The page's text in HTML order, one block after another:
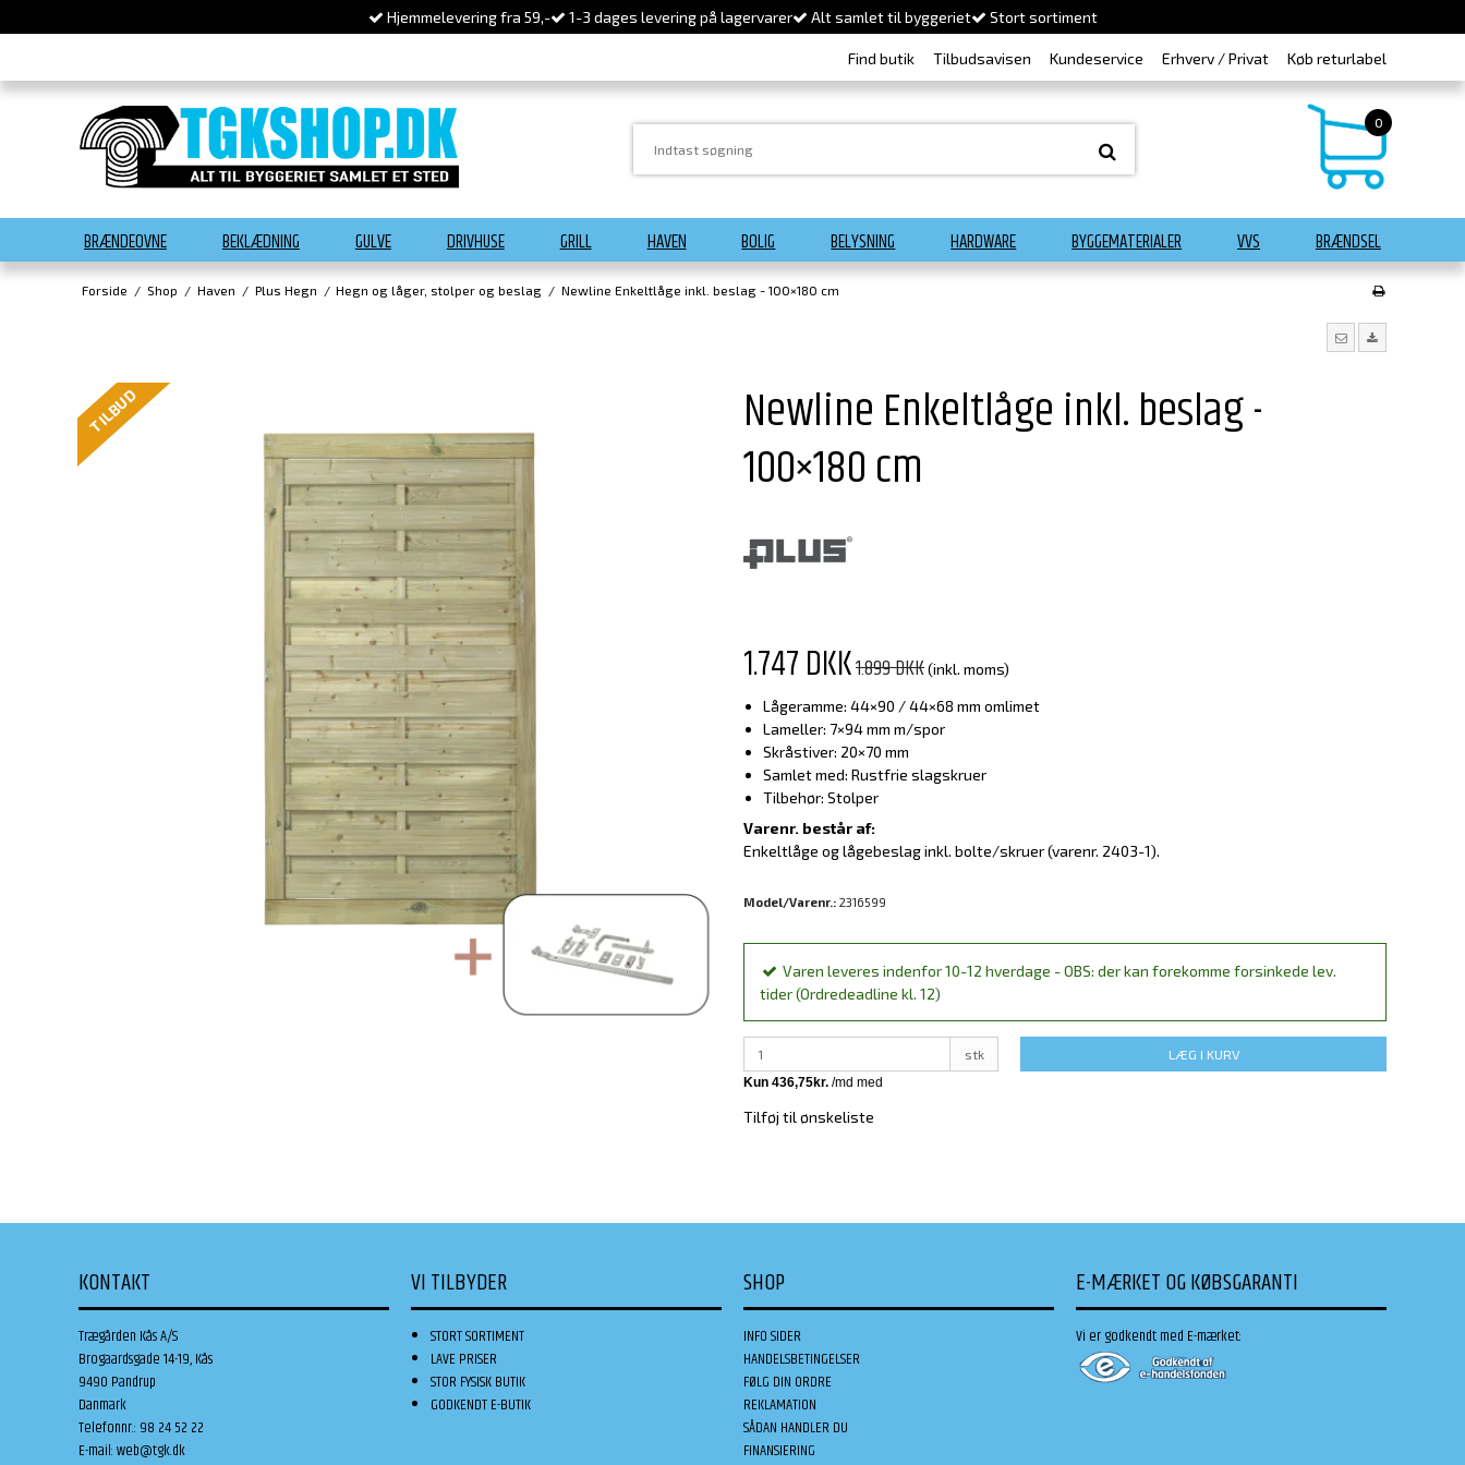
Hjemmelevering fra 59,- 1-3 dages levering på lagervarer Alt samlet til byggeriet Stort sortiment
Find butik Tilbudsavisen Kundeservice Erhverv / Privat Køb returlabel
0
BRÆNDEOVNE BEKLÆDNING GULVE DRIVHUSE GRILL HAVEN BOLIG BELYSNING HARDWARE BYGGEMATERIALER VVS BRÆNDSEL
Forside / Shop / Haven / Plus Hegn / Hegn og låger, stolper og beslag / Newline Enkeltlåge inkl. beslag - 100×180 cm
TILBUD
Newline Enkeltlåge inkl. beslag -
100×180 cm
1.747 DKK1.899 DKK(inkl. moms)
Lågeramme: 44×90 / 44×68 mm omlimet
Lameller: 7×94 mm m/spor
Skråstiver: 20×70 mm
Samlet med: Rustfrie slagskruer
Tilbehør: Stolper
Varenr. består af:
Enkeltlåge og lågebeslag inkl. bolte/skruer (varenr. 2403-1).
Model/Varenr.: 2316599
Varen leveres indenfor 10-12 hverdage - OBS: der kan forekomme forsinkede lev.
tider (Ordredeadline kl. 12)
stk LÆG I KURV
Tilføj til ønskeliste
KONTAKT
Trægården Kås A/S
Brogaardsgade 14-19, Kås
9490 Pandrup
Danmark
Telefonnr.: 98 24 52 22
E-mail:web@tgk.dk
VI TILBYDER
STORT SORTIMENT
LAVE PRISER
STOR FYSISK BUTIK
GODKENDT E-BUTIK
SHOP
INFO SIDER
HANDELSBETINGELSER
FØLG DIN ORDRE
REKLAMATION
SÅDAN HANDLER DU
FINANSIERING
E-MÆRKET OG KØBSGARANTI
Vi er godkendt med E-mærket: